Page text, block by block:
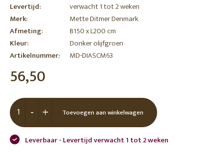
Levertijd:
verwacht 1 tot 2 weken
Merk:
Mette Ditmer Denmark
Afmeting:
B150 x L200 cm
Kleur:
Donker olijfgroen
Artikelnummer:
MD-DIASCM63
56,50
+
- Toevoegen aan winkelwagen
Leverbaar - Levertijd verwacht 1 tot 2 weken